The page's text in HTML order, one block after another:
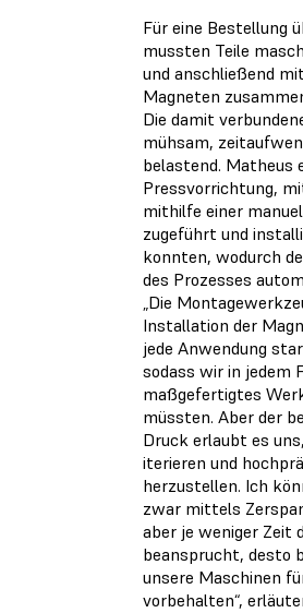
Für eine Bestellung
mussten Teile
und anschließend
Magneten
Die damit
mühsam,
belastend. Matheus
Pressvorrichtung,
mithilfe einer
zugeführt und
konnten, wodurch
des Prozesses
„Die
Installation der
jede Anwendung
sodass wir in jedem
maßgefertigtes
müssten. Aber der
Druck erlaubt es
iterieren und
herzustellen. Ich
zwar mittels
aber je weniger Zeit
beansprucht, desto
unsere Maschinen
vorbehalten“,